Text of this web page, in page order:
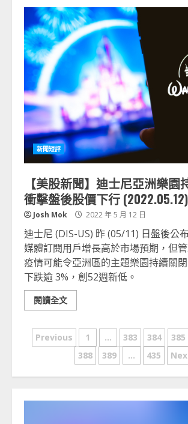
新聞短評
【美股新聞】迪士尼亞洲樂園
衝擊盤後股價下行 (2022.05.12)
Josh Mok 2022 年 5 月 12 日
迪士尼 (DIS-US) 昨 (05/11) 日盤後公
媒體訂閱用戶增長高於市場預期，但
疫情可能令亞洲區的主題樂園持續關
下跌逾 3%，創52週新低。
閱讀全文
文
分
頁
Previous 1 ... 383 384 385
388
389 ... 435